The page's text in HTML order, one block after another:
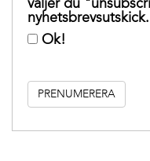
nyhetsbrevsutskick.
Ok!